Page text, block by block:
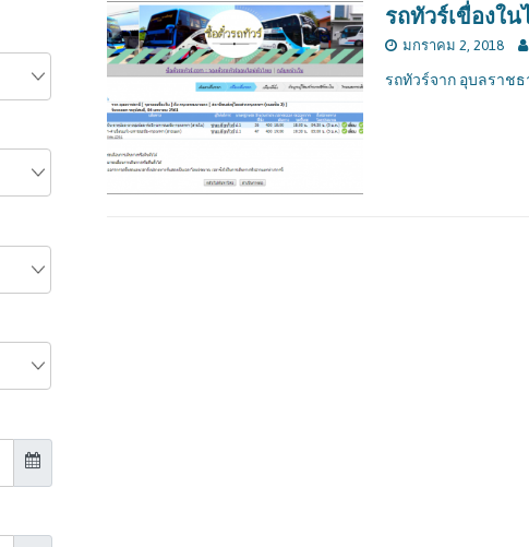
รถทัวร์เขื่องใน
มกราคม 2, 2018
รถทัวร์จาก อุบลราชธ